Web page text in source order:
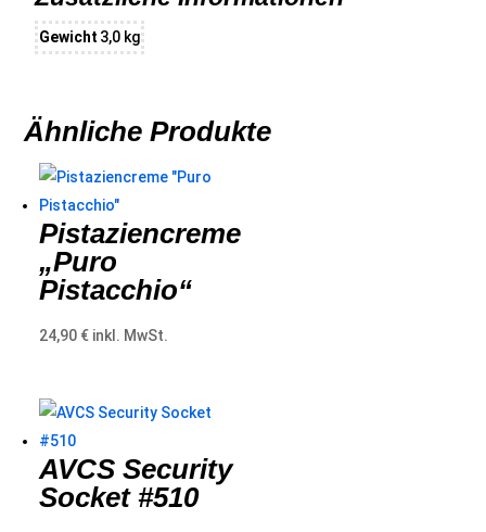
Gewicht 3,0 kg
Ähnliche Produkte
Pistaziencreme
„Puro
Pistacchio“
24,90 € inkl. MwSt.
AVCS Security
Socket #510